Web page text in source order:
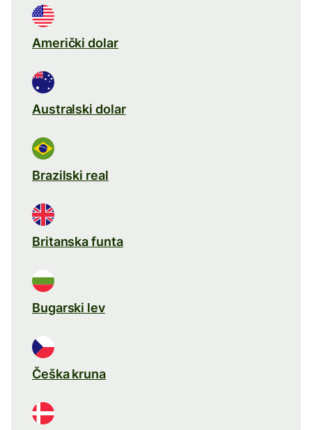
Američki dolar
Australski dolar
Brazilski real
Britanska funta
Bugarski lev
Češka kruna